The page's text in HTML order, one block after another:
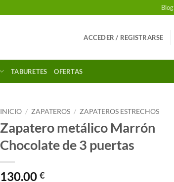
Blog
ACCEDER / REGISTRARSE
TABURETES OFERTAS
INICIO / ZAPATEROS / ZAPATEROS ESTRECHOS
Zapatero metálico Marrón
Chocolate de 3 puertas
130.00 €